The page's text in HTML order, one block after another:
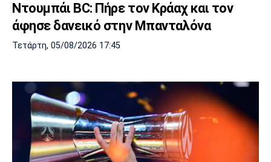
Μπορούσια
Ντόρτμουντ
Παρί Σεν
Ζερμέν
Μαρσέιγ
Ντουμπάι BC: Πήρε τον Κράαχ και τον
άφησε δανεικό στην Μπανταλόνα
Τετάρτη, 05/08/2026 17:45